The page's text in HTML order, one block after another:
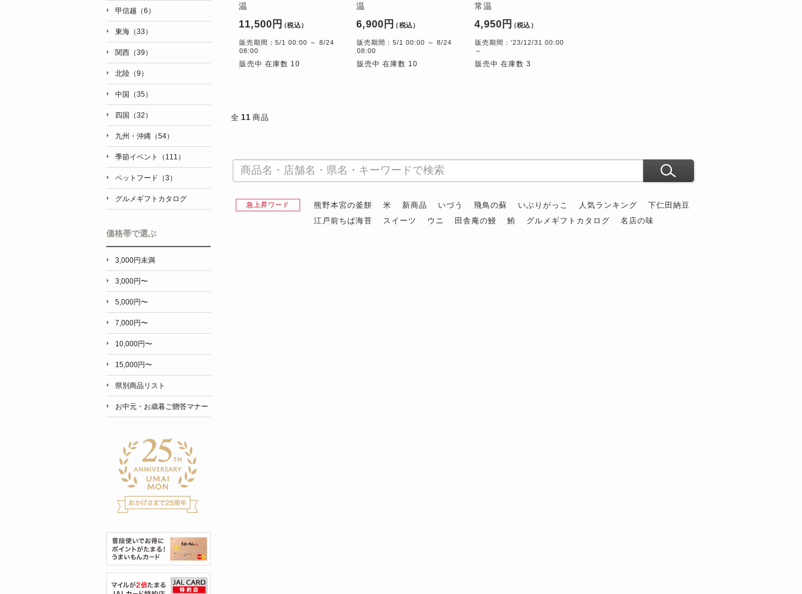
温
11,500円（税込）
販売期間：5/1 00:00 ～ 8/24
08:00
販売中 在庫数 10
温
6,900円 （税込）
販売期間：5/1 00:00 ～ 8/24
08:00
販売中 在庫数 10
常温
4,950円（税込）
販売期間：'23/12/31 00:00
～
販売中 在庫数 3
全 11 商品
急上昇ワード 熊野本宮の釜餅 米 新商品 いづう 飛鳥の蘇 いぶりがっこ 人気ランキング
下仁田納豆
江戸前ちば海苔
スイーツ ウニ 田舎庵の鰻 鮪 グルメギフトカタログ 名店の味
甲信越（6）
東海（33）
関西（39）
北陸（9）
中国（35）
四国（32）
九州・沖縄（54）
季節イベント（111）
ペットフード（3）
グルメギフトカタログ
価格帯で選ぶ
3,000円未満
3,000円〜
5,000円〜
7,000円〜
10,000円〜
15,000円〜
県別商品リスト
お中元・お歳暮ご贈答マナー